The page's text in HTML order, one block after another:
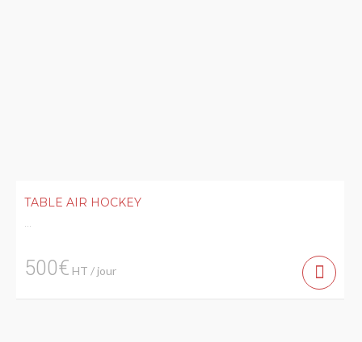
TABLE AIR HOCKEY
500€ HT / jour